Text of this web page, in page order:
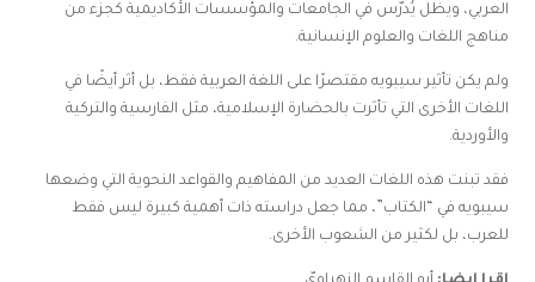
العربي، ويظل يُدرّس في الجامعات والمؤسسات الأكاديمية كجزء من
مناهج اللغات والعلوم الإنسانية.
ولم يكن تأثير سيبويه مقتصرًا على اللغة العربية فقط، بل أثر أيضًا في
اللغات الأخرى التي تأثرت بالحضارة الإسلامية، مثل الفارسية والتركية
والأوردية.
فقد تبنت هذه اللغات العديد من المفاهيم والقواعد النحوية التي وضعها
سيبويه في “الكتاب”، مما جعل دراسته ذات أهمية كبيرة ليس فقط
للعرب، بل لكثير من الشعوب الأخرى.